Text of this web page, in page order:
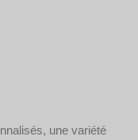
une variété